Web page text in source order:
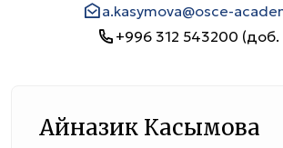
a.kasymova@osce-
+996 312 543200 (доб.
Айназик Касымова